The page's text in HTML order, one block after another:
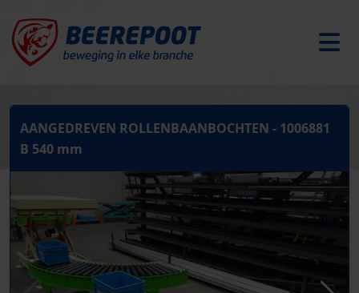
AANGEDREVEN ROLLENBAANBOCHTEN - 1006881
B 540 mm